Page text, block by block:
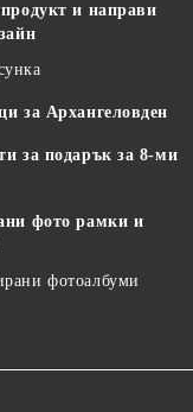
и направи
за Архангеловден
за подарък за 8-ми
фото рамки и
фотоалбуми